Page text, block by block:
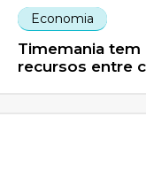
Economia
Timemania tem
recursos entre